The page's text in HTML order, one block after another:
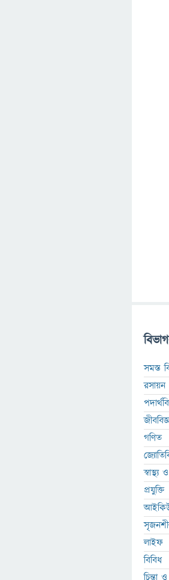
সমস্ত
রসায়ন
গণিত
স্বাস্থ্য
প্রযুক্তি
লাইফ
বিবিধ
চিন্তা